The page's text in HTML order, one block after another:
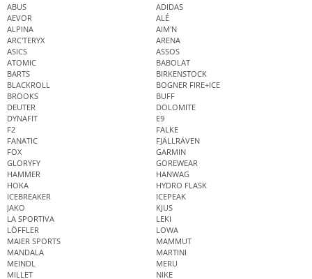
ABUS
ADIDAS
AEVOR
ALÉ
ALPINA
AIM'N
ARC'TERYX
ARENA
ASICS
ASSOS
ATOMIC
BABOLAT
BARTS
BIRKENSTOCK
BLACKROLL
BOGNER FIRE+ICE
BROOKS
BUFF
DEUTER
DOLOMITE
DYNAFIT
E9
F2
FALKE
FANATIC
FJÄLLRÄVEN
FOX
GARMIN
GLORYFY
GOREWEAR
HAMMER
HANWAG
HOKA
HYDRO FLASK
ICEBREAKER
ICEPEAK
JAKO
KJUS
LA SPORTIVA
LEKI
LÖFFLER
LOWA
MAIER SPORTS
MAMMUT
MANDALA
MARTINI
MEINDL
MERU
MILLET
NIKE